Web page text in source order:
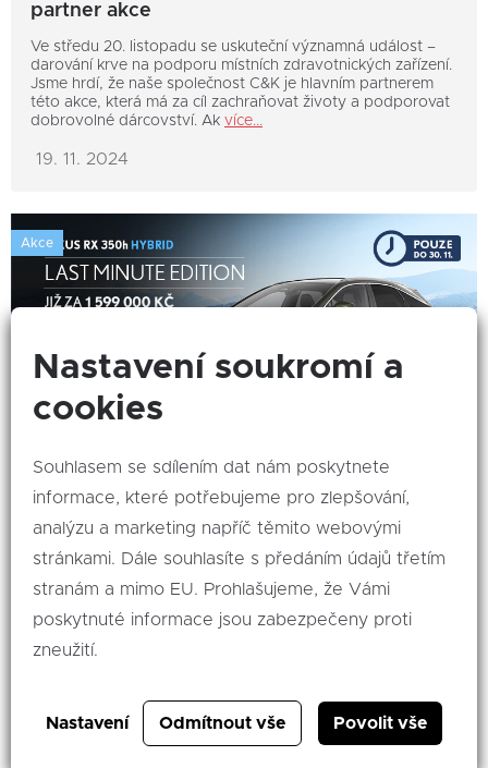
partner akce
Ve středu 20. listopadu se uskuteční významná událost –
darování krve na podporu místních zdravotnických zařízení.
Jsme hrdí, že naše společnost C&K je hlavním partnerem
této akce, která má za cíl zachraňovat životy a podporovat
dobrovolné dárcovství. Ak více...
19. 11. 2024
Akce
Poslední šance pořídit vozy Lexus za
mimořádné ceny
příležitost pořídit vozy Lexus za neopakovatelné ceny
pouze do 30. listopadu! Získejte vlajkové SUV Lexus RX již
za 1 599 000 Kč včetně DPH nebo od 19 399 Kč měsíčně
bez DPH skrze operativní leasingvíce...
01. 11. 2024
Nastavení soukromí a
cookies
Souhlasem se sdílením dat nám poskytnete
informace, které potřebujeme pro zlepšování,
analýzu a marketing napříč těmito webovými
stránkami. Dále souhlasíte s předáním údajů třetím
stranám a mimo EU. Prohlašujeme, že Vámi
poskytnuté informace jsou zabezpečeny proti
zneužití.
Nastavení Odmítnout vše Povolit vše